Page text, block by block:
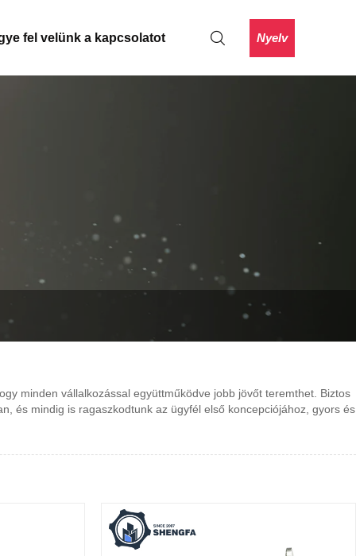
fel velünk a kapcsolatot Nyelv
minden vállalkozással együttműködve jobb jövőt teremthet. Biztos
és mindig is ragaszkodtunk az ügyfél első koncepciójához, gyors és